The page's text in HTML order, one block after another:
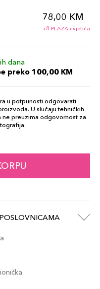
78,00 KM
+8 PLAZA cvjetića
dana
preko 100,00 KM
u potpunosti odgovarati
U slučaju tehničkih
preuzima odgovornost za